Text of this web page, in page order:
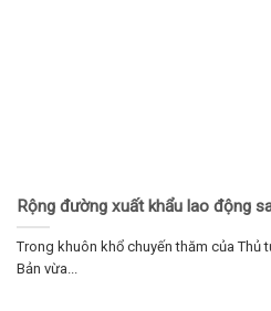
Rộng đường xuất khẩu lao động
Trong khuôn khổ chuyến thăm của Thủ
Bản vừa...